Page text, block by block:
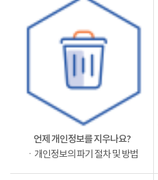
언제 개인정보를 지우나요?
ㆍ개인정보의 파기 절차 및 방법